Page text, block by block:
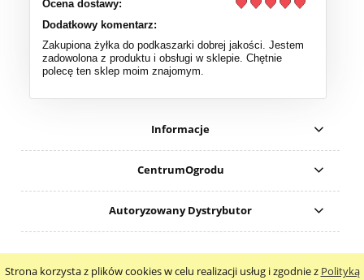
Strona korzysta z plików cookies w celu realizacji usług i zgodnie z Polityką
Ocena dostawy:
Dodatkowy komentarz:
Zakupiona żyłka do podkaszarki dobrej jakości. Jestem
zadowolona z produktu i obsługi w sklepie. Chętnie
polecę ten sklep moim znajomym.
Informacje
CentrumOgrodu
Autoryzowany Dystrybutor